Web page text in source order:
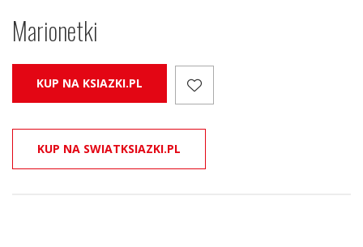
Marionetki
KUP NA KSIAZKI.PL
KUP NA SWIATKSIAZKI.PL